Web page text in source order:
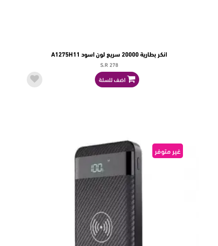
انكر بطارية 20000 سريع لون اسود A1275H11
S.R 278
اضف للسلة
غير متوفر